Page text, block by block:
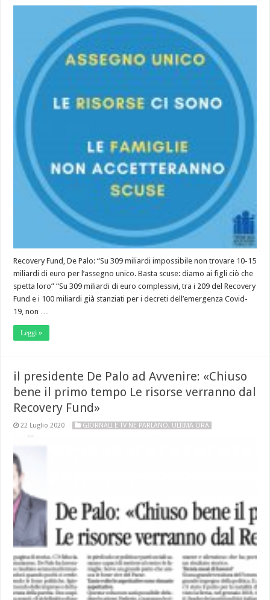
Recovery Fund, De Palo: “Su 309 miliardi impossibile non trovare 10-15
miliardi di euro per l’assegno unico. Basta scuse: diamo ai figli ciò che
spetta loro” “Su 309 miliardi di euro complessivi, tra i 209 del Recovery
Fund e i 100 miliardi già stanziati per i decreti dell’emergenza Covid-
19, non …
Leggi »
il presidente De Palo ad Avvenire: «Chiuso
bene il primo tempo Le risorse verranno dal
Recovery Fund»
22 Luglio 2020 GIORNALI E TV NE PARLANO, ULTIMA ORA